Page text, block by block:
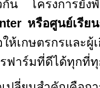
กัน โครงการยั
หรือศูนย์เรีย
กษตรกรและผู้เ
ฟาร์มที่ดีได้ทุกที่ทุ